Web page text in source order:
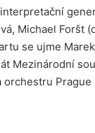
Michael Foršt
se ujme
Mezinárodní
Prague